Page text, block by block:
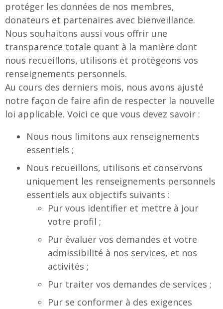
protéger les données de nos membres,
donateurs et partenaires avec bienveillance.
Nous souhaitons aussi vous offrir une
transparence totale quant à la manière dont
nous recueillons, utilisons et protégeons vos
renseignements personnels.
Au cours des derniers mois, nous avons ajusté
notre façon de faire afin de respecter la nouvelle
loi applicable. Voici ce que vous devez savoir :
Nous nous limitons aux renseignements
essentiels ;
Nous recueillons, utilisons et conservons
uniquement les renseignements personnels
essentiels aux objectifs suivants :
Pur vous identifier et mettre à jour
votre profil ;
Pur évaluer vos demandes et votre
admissibilité à nos services, et nos
activités ;
Pur traiter vos demandes de services ;
Pur se conformer à des exigences